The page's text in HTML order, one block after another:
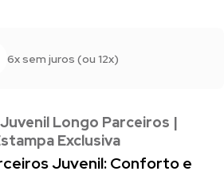
6x sem juros (ou 12x)
Longo Parceiros |
Exclusiva
Juvenil: Conforto e